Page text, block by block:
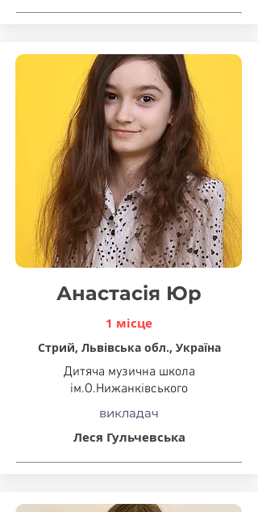
Анастасія Юр
1 місце
Стрий, Львівська обл., Україна
Дитяча музична школа
ім.О.Нижанківського
викладач
Леся Гульчевська